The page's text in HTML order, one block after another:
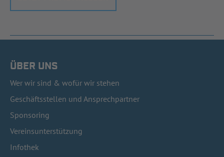
ÜBER UNS
Wer wir sind & wofür wir stehen
Geschäftsstellen und Ansprechpartner
Sponsoring
Vereinsunterstützung
Infothek